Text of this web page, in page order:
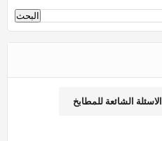
الاسئلة الشائعة للمطابخ